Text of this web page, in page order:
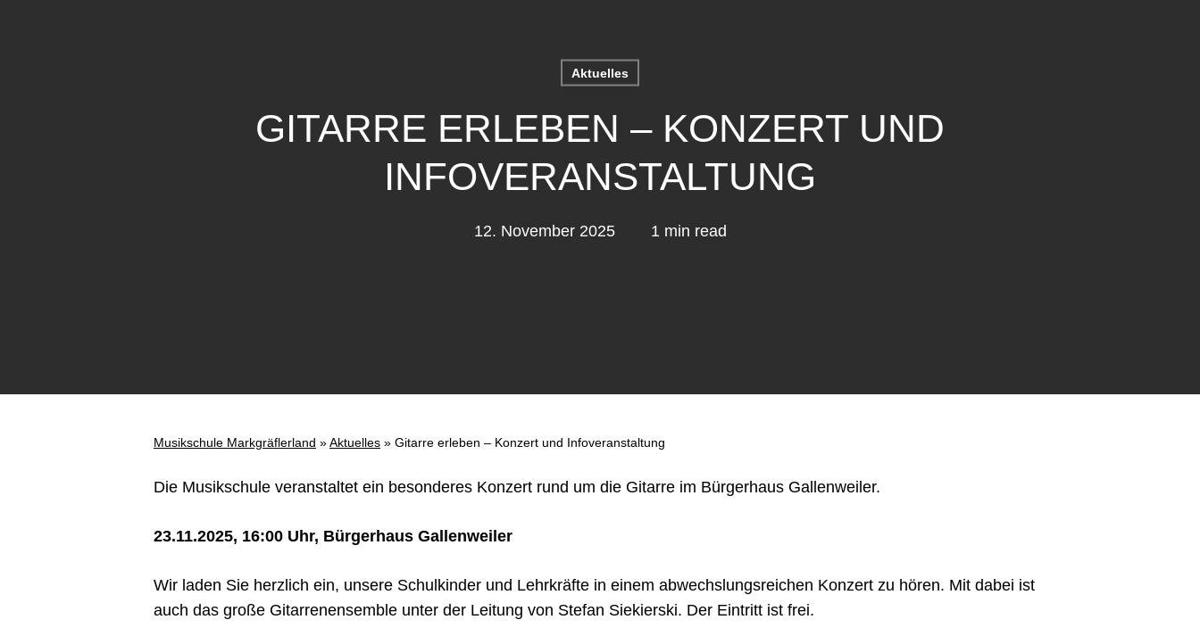
Aktuelles
GITARRE ERLEBEN – KONZERT UND
INFOVERANSTALTUNG
12. November 2025 1 min read
Musikschule Markgräflerland »Aktuelles » Gitarre erleben – Konzert und Infoveranstaltung
Die Musikschule veranstaltet ein besonderes Konzert rund um die Gitarre im Bürgerhaus Gallenweiler.
23.11.2025, 16:00 Uhr, Bürgerhaus Gallenweiler
Wir laden Sie herzlich ein, unsere Schulkinder und Lehrkräfte in einem abwechslungsreichen Konzert zu hören. Mit dabei ist
auch das große Gitarrenensemble unter der Leitung von Stefan Siekierski. Der Eintritt ist frei.